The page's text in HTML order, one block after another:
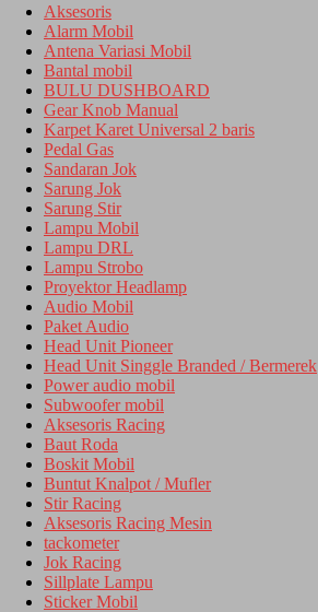
Aksesoris
Alarm Mobil
Antena Variasi Mobil
Bantal mobil
BULU DUSHBOARD
Gear Knob Manual
Karpet Karet Universal 2 baris
Pedal Gas
Sandaran Jok
Sarung Jok
Sarung Stir
Lampu Mobil
Lampu DRL
Lampu Strobo
Proyektor Headlamp
Audio Mobil
Paket Audio
Head Unit Pioneer
Head Unit Singgle Branded / Bermerek
Power audio mobil
Subwoofer mobil
Aksesoris Racing
Baut Roda
Boskit Mobil
Buntut Knalpot / Mufler
Stir Racing
Aksesoris Racing Mesin
tackometer
Jok Racing
Sillplate Lampu
Sticker Mobil